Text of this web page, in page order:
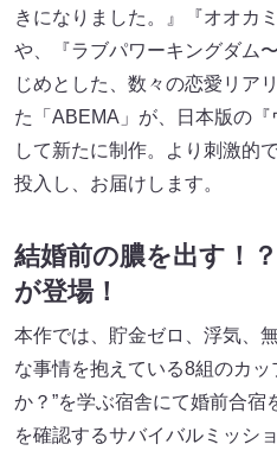
きになりました。』『オオカ
や、『ラブパワーキングダム
じめとした、数々の恋愛リア
た「ABEMA」が、日本版の
して新たに制作。より刺激的
投入し、お届けします。
結婚前の膿を出す！
が登場！
本作では、貯金ゼロ、浮気、
な事情を抱えている8組のカ
か？”を学ぶ宿舎にて婚前合
を確認するサバイバルミッシ